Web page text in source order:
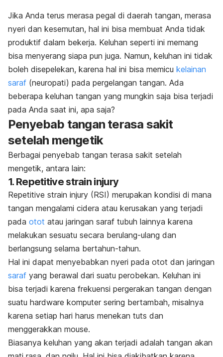
Jika Anda terus merasa pegal di daerah tangan, merasa
nyeri dan kesemutan, hal ini bisa membuat Anda tidak
produktif dalam bekerja. Keluhan seperti ini memang
bisa menyerang siapa pun juga. Namun, keluhan ini tidak
boleh disepelekan, karena hal ini bisa memicu kelainan
saraf (neuropati) pada pergelangan tangan. Ada
beberapa keluhan tangan yang mungkin saja bisa terjadi
pada Anda saat ini, apa saja?
Penyebab tangan terasa sakit
setelah mengetik
Berbagai penyebab tangan terasa sakit setelah
mengetik, antara lain:
1. Repetitive strain injury
Repetitive strain injury (RSI) merupakan kondisi di mana
tangan mengalami cidera atau kerusakan yang terjadi
pada otot atau jaringan saraf tubuh lainnya karena
melakukan sesuatu secara berulang-ulang dan
berlangsung selama bertahun-tahun.
Hal ini dapat menyebabkan nyeri pada otot dan jaringan
saraf yang berawal dari suatu perobekan. Keluhan ini
bisa terjadi karena frekuensi pergerakan tangan dengan
suatu hardware komputer sering bertambah, misalnya
karena setiap hari harus menekan tuts dan
menggerakkan mouse.
Biasanya keluhan yang akan terjadi adalah tangan akan